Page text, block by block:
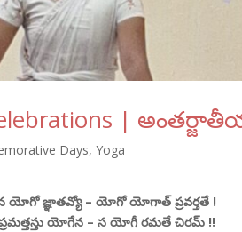
|
Days,Yoga
జ్ఞాతవ్యో – యోగో యోగాత్ ప్రవర్తతే !
యోగేన – స యోగీ రమతే చిరమ్ !!